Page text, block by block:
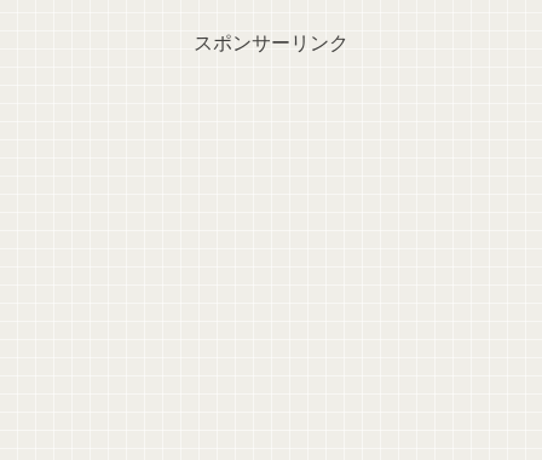
スポンサーリンク